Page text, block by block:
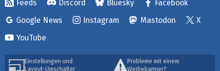
Feeds Discord Bluesky
Facebook
Google News
Instagram Mastodon
X
YouTube
Einstellungen und
Layout-Umschalter
Probleme mit einem
Werbebanner?